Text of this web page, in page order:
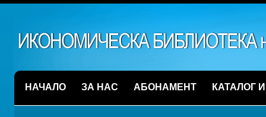
НАЧАЛО ЗА НАС АБОНАМЕНТ КАТАЛОГ